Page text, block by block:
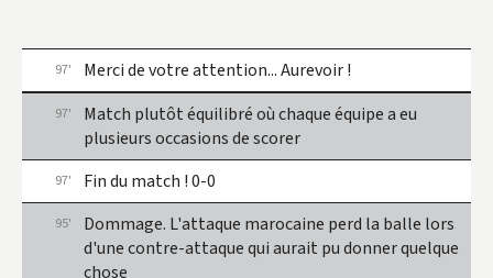
95'
Dommage. L'attaque marocaine perd la balle lors
d'une contre-attaque qui aurait pu donner quelque
chose
97' Fin du match ! 0-0
97'
Match plutôt équilibré où chaque équipe a eu
plusieurs occasions de scorer
97' Merci de votre attention... Aurevoir !